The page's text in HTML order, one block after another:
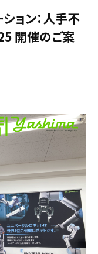
ョン：人手不
開催のご案